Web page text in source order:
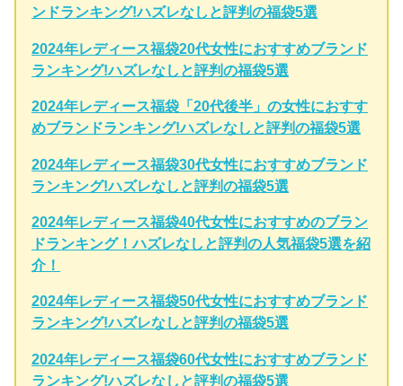
ンドランキング!ハズレなしと評判の福袋5選
2024年レディース福袋20代女性におすすめブランド
ランキング!ハズレなしと評判の福袋5選
2024年レディース福袋「20代後半」の女性におすす
めブランドランキング!ハズレなしと評判の福袋5選
2024年レディース福袋30代女性におすすめブランド
ランキング!ハズレなしと評判の福袋5選
2024年レディース福袋40代女性におすすめのブラン
ドランキング！ハズレなしと評判の人気福袋5選を紹
介！
2024年レディース福袋50代女性におすすめブランド
ランキング!ハズレなしと評判の福袋5選
2024年レディース福袋60代女性におすすめブランド
ランキング!ハズレなしと評判の福袋5選